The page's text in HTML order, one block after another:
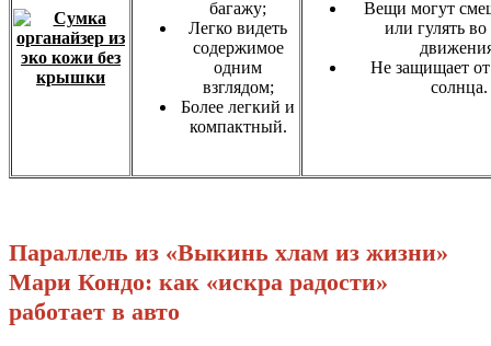
багажу;
Легко видеть
содержимое
одним
взглядом;
Более легкий и
компактный.
Вещи могут
или гулять
Не защищает
солнца.
Параллель из «Выкинь хлам из жизни»
Мари Кондо: как «искра радости»
работает в авто